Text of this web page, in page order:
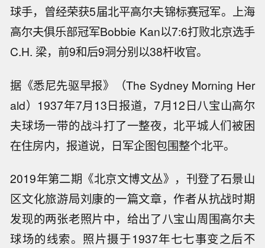
球手，曾经荣获5届北平高尔夫锦标赛冠军。上海
高尔夫俱乐部冠军Bobbie Kan以7:6打败北京选手
C.H. 梁，前9和后9洞分别以38杆收官。
据《悉尼先驱早报》（The Sydney Morning Her
ald）1937年7月13日报道，7月12日八宝山高尔
夫球场一带的战斗打了一整夜，北平城人们被困
在住房内，报道说，日军企图包围整个北平。
2019年第二期《北京文博文丛》，刊登了石景山
区文化旅游局刘康的一篇文章，作者从抗战时期
发现的两张老照片中，给出了八宝山周围高尔夫
球场的线索。照片摄于1937年七七事变之后不